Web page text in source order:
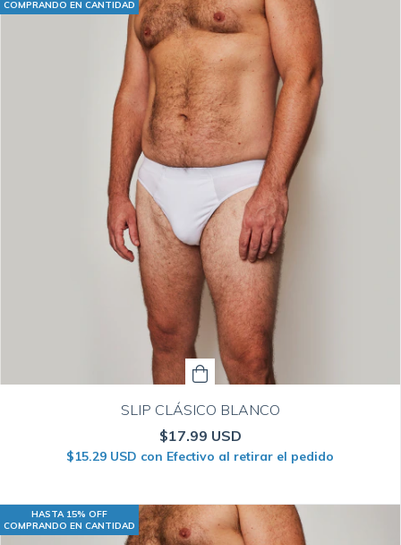
COMPRANDO EN CANTIDAD
SLIP CLÁSICO BLANCO
$17.99 USD
$15.29 USD con Efectivo al retirar el pedido
HASTA 15% OFF
COMPRANDO EN CANTIDAD